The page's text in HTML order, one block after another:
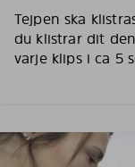
Tejpen ska
du klistrar dit
varje klips i ca 5